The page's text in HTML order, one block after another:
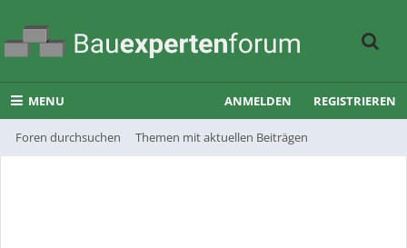
MENU
Foren durchsuchen Themen mit aktuellen Beiträgen
ANMELDEN REGISTRIEREN